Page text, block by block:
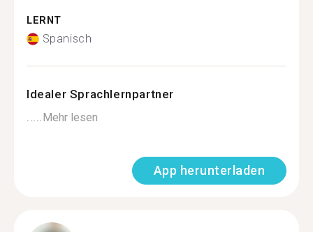
LERNT
Spanisch
Idealer Sprachlernpartner
.....Mehr lesen
App herunterladen